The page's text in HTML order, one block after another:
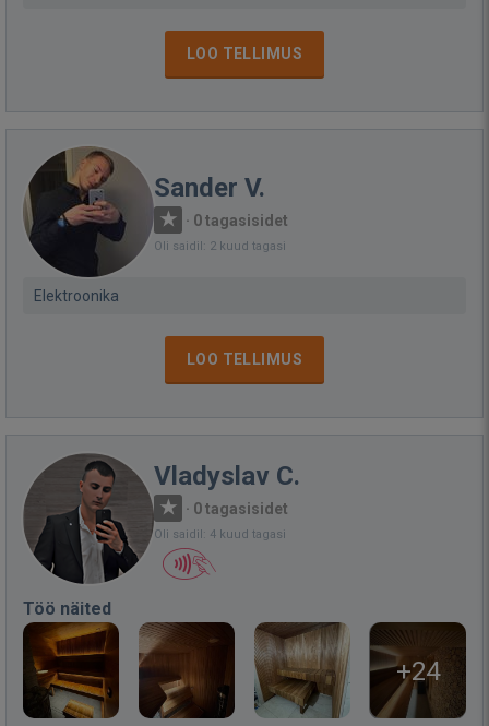
LOO TELLIMUS
Sander V.
· 0 tagasisidet
Oli saidil: 2 kuud tagasi
Elektroonika
LOO TELLIMUS
Vladyslav C.
· 0 tagasisidet
Oli saidil: 4 kuud tagasi
Töö näited
+24